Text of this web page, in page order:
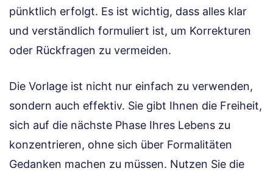
pünktlich erfolgt. Es ist wichtig, dass alles klar
und verständlich formuliert ist, um Korrekturen
oder Rückfragen zu vermeiden.
Die Vorlage ist nicht nur einfach zu verwenden,
sondern auch effektiv. Sie gibt Ihnen die Freiheit,
sich auf die nächste Phase Ihres Lebens zu
konzentrieren, ohne sich über Formalitäten
Gedanken machen zu müssen. Nutzen Sie die